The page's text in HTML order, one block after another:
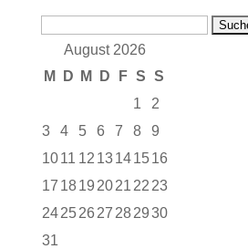
nach:August 2026
M
D M D F S
S
1
2
3
4 5 6 7 8
9
1011 12 13141516
17 1819 2021 22 23
242526 27 282930
31